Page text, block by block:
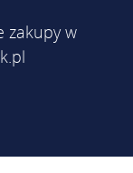
zakupy w